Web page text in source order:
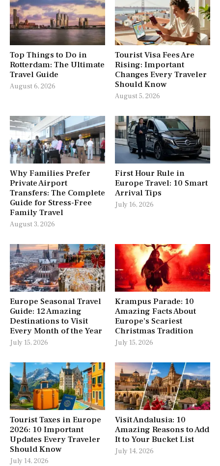
Top Things to Do in
Rotterdam: The Ultimate
Travel Guide
August 6, 2026
Tourist Visa Fees Are
Rising: Important
Changes Every Traveler
Should Know
August 5, 2026
Why Families Prefer
Private Airport
Transfers: The Complete
Guide for Stress-Free
Family Travel
August 3, 2026
First Hour Rule in
Europe Travel: 10 Smart
Arrival Tips
July 16, 2026
Europe Seasonal Travel
Guide: 12 Amazing
Destinations to Visit
Every Month of the Year
July 15, 2026
Krampus Parade: 10
Amazing Facts About
Europe’s Scariest
Christmas Tradition
July 15, 2026
Tourist Taxes in Europe
2026: 10 Important
Updates Every Traveler
Should Know
July 14, 2026
Visit Andalusia: 10
Amazing Reasons to Add
It to Your Bucket List
July 14, 2026